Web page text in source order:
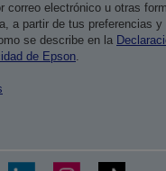
electrónico u otras
a partir de tus preferencias y
se describe en la
de Epson